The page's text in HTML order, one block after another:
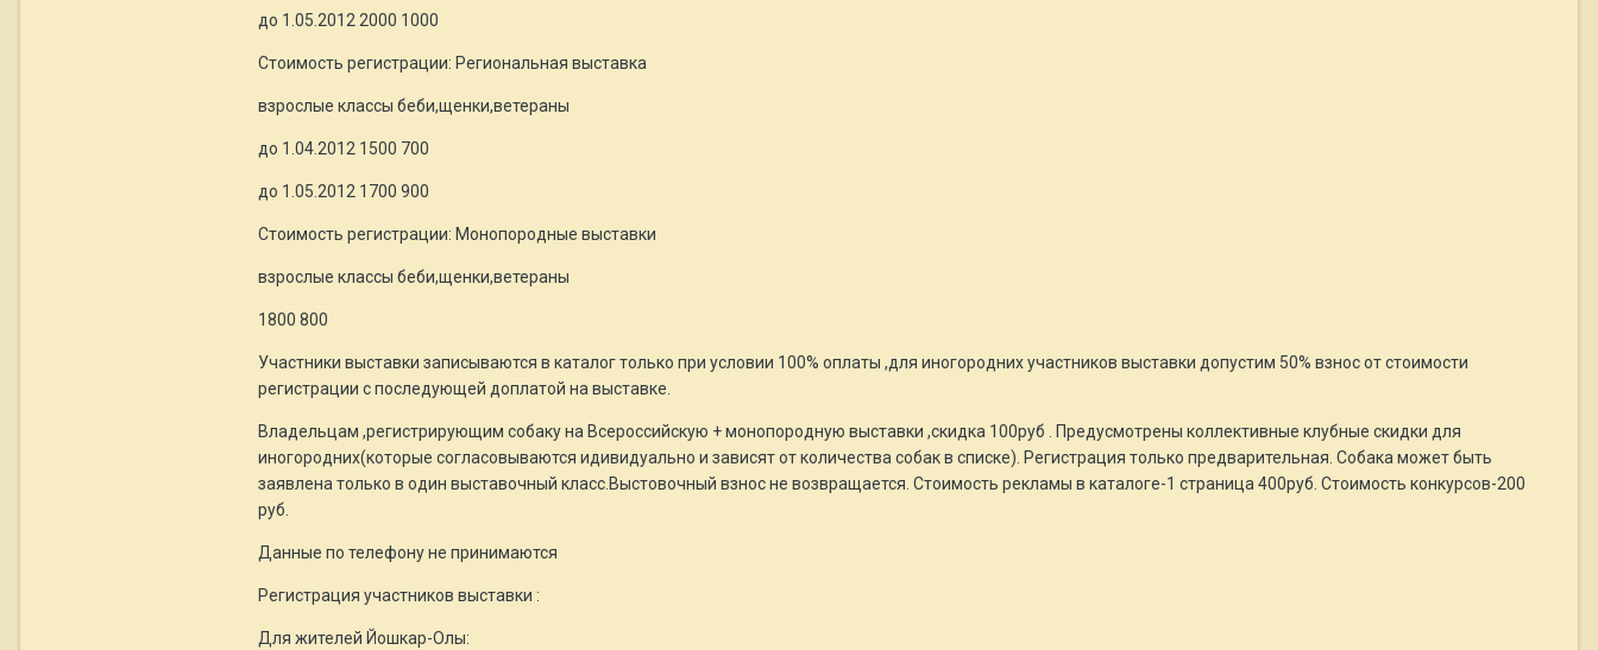
до 1.05.2012 2000 1000
Стоимость регистрации: Региональная выставка
взрослые классы беби,щенки,ветераны
до 1.04.2012 1500 700
до 1.05.2012 1700 900
Стоимость регистрации: Монопородные выставки
взрослые классы беби,щенки,ветераны
1800 800
Участники выставки записываются в каталог только при условии 100% оплаты ,для иногородних участников выставки допустим 50% взнос от стоимости
регистрации с последующей доплатой на выставке.
Владельцам ,регистрирующим собаку на Всероссийскую + монопородную выставки ,скидка 100руб . Предусмотрены коллективные клубные скидки для
иногородних(которые согласовываются идивидуально и зависят от количества собак в списке). Регистрация только предварительная. Собака может быть
заявлена только в один выставочный класс.Выстовочный взнос не возвращается. Стоимость рекламы в каталоге-1 страница 400руб. Стоимость конкурсов-200
руб.
Данные по телефону не принимаются
Регистрация участников выставки :
Для жителей Йошкар-Олы: